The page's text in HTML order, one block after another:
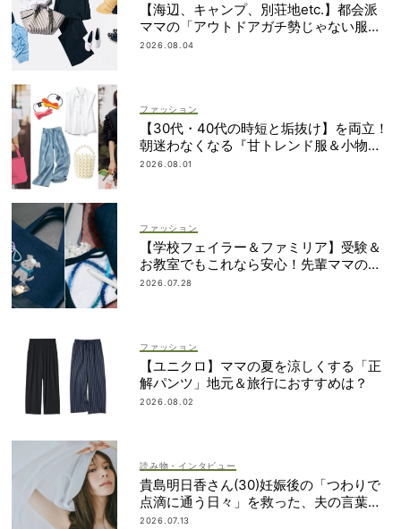
【海辺、キャンプ、別荘地etc.】都会派
ママの「アウトドアガチ勢じゃない服と
小物」集めました！
2026.08.04
ファッション
【30代・40代の時短と垢抜け】を両立！
朝迷わなくなる『甘トレンド服＆小物』
最旬カタログ
2026.08.01
ファッション
【学校フェイラー＆ファミリア】受験＆
お教室でもこれなら安心！先輩ママの地
味見えしないネイビー小物
2026.07.28
ファッション
【ユニクロ】ママの夏を涼しくする「正
解パンツ」地元＆旅行におすすめは？
2026.08.02
読み物・インタビュー
貴島明日香さん(30)妊娠後の「つわりで
点滴に通う日々」を救った、夫の言葉と
朝マック
2026.07.13